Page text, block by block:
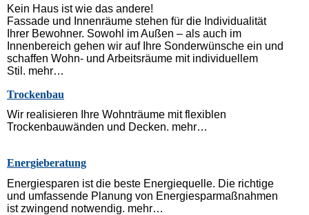
Kein Haus ist wie das andere!
Fassade und Innenräume stehen für die Individualität
Ihrer Bewohner. Sowohl im Außen – als auch im
Innenbereich gehen wir auf Ihre Sonderwünsche ein und
schaffen Wohn- und Arbeitsräume mit individuellem
Stil. mehr…
Trockenbau
Wir realisieren Ihre Wohnträume mit flexiblen
Trockenbauwänden und Decken. mehr…
Energieberatung
Energiesparen ist die beste Energiequelle. Die richtige
und umfassende Planung von Energiesparmaßnahmen
ist zwingend notwendig. mehr…